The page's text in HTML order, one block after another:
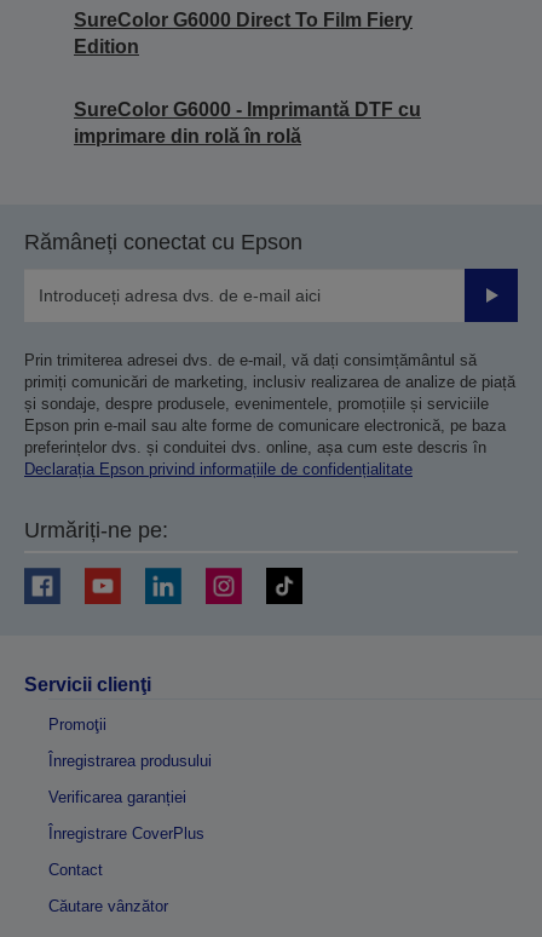
SureColor G6000 Direct To Film Fiery
Edition
SureColor G6000 - Imprimantă DTF cu
imprimare din rolă în rolă
Rămâneți conectat cu Epson
Prin trimiterea adresei dvs. de e-mail, vă dați consimțământul să
primiți comunicări de marketing, inclusiv realizarea de analize de piață
și sondaje, despre produsele, evenimentele, promoțiile și serviciile
Epson prin e-mail sau alte forme de comunicare electronică, pe baza
preferințelor dvs. și conduitei dvs. online, așa cum este descris în
Declarația Epson privind informațiile de confidențialitate
Urmăriți-ne pe:
Servicii clienţi
Promoţii
Înregistrarea produsului
Verificarea garanției
Înregistrare CoverPlus
Contact
Căutare vânzător